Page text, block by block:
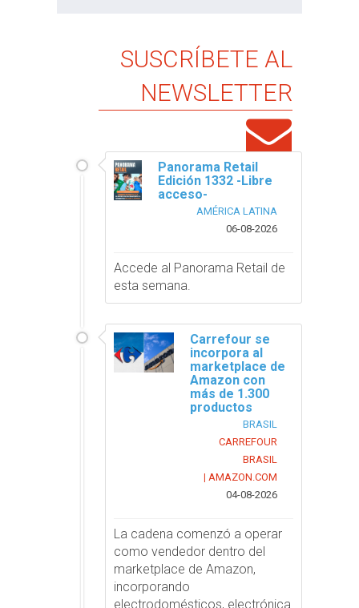
SUSCRÍBETE AL
NEWSLETTER
Panorama Retail
Edición 1332 -Libre
acceso-
AMÉRICA LATINA
06-08-2026
Accede al Panorama Retail de
esta semana.
Carrefour se
incorpora al
marketplace de
Amazon con
más de 1.300
productos
BRASIL
CARREFOUR
BRASIL
| AMAZON.COM
04-08-2026
La cadena comenzó a operar
como vendedor dentro del
marketplace de Amazon,
incorporando
electrodomésticos, electrónica